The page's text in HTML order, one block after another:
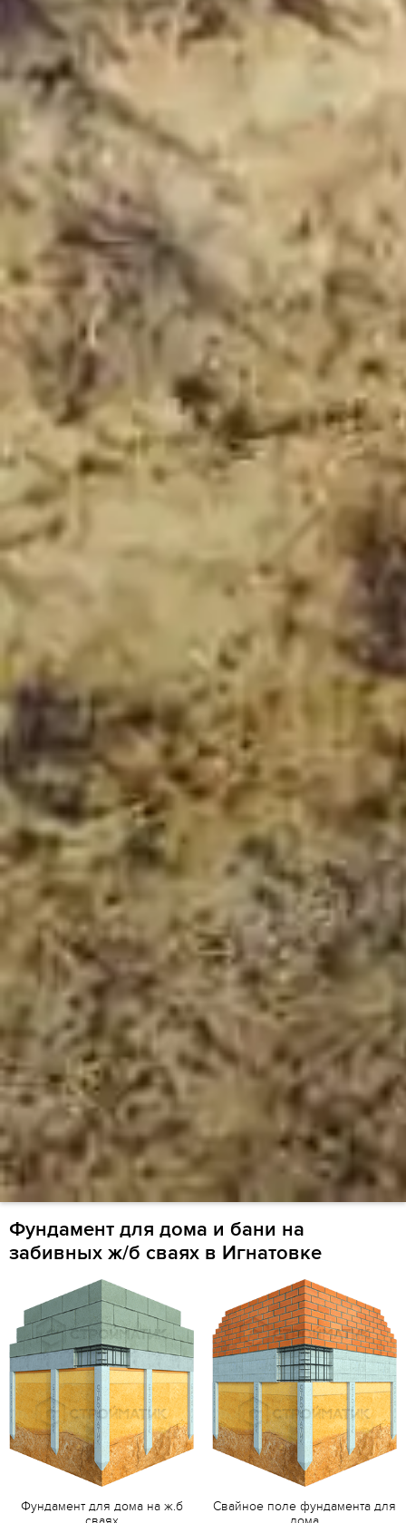
Фундамент для дома и бани на
забивных ж/б сваях в Игнатовке
Фундамент для дома на ж.б
Свайное поле фундамента для